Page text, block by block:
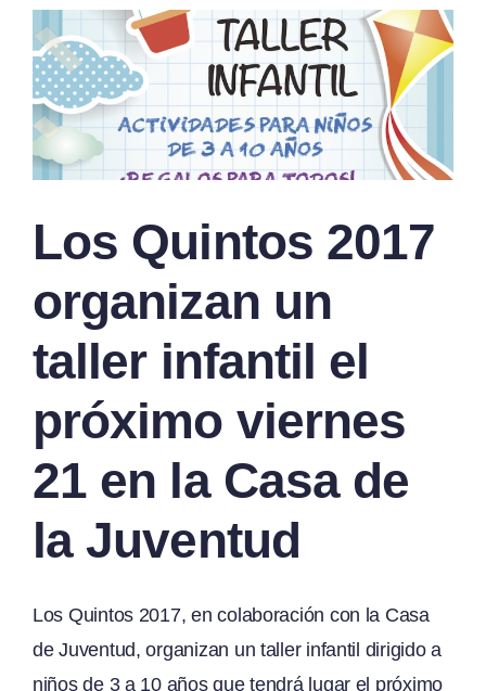
Los Quintos 2017
organizan un
taller infantil el
próximo viernes
21 en la Casa de
la Juventud
Los Quintos 2017, en colaboración con la Casa
de Juventud, organizan un taller infantil dirigido a
niños de 3 a 10 años que tendrá lugar el próximo